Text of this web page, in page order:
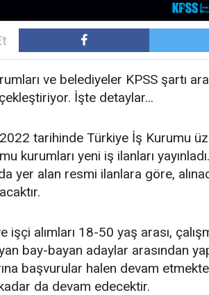
ve belediyeler KPSS şartı
İşte detaylar...
tarihinde Türkiye İş Kurumu
kurumları yeni iş ilanları
yer alan resmi ilanlara göre,
işçi alımları 18-50 yaş arası,
bay-bayan adaylar arasından
başvurular halen devam
da devam edecektir.